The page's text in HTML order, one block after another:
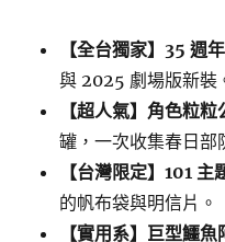
【全台獨家】35 週
與 2025 劇場版新裝
【超人氣】角色粒
罐，一次收集春日部
【台灣限定】101 主
的帆布袋與明信片。
【實用系】巨型鱷魚